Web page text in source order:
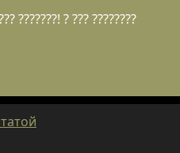
???????! ? ??? ????????